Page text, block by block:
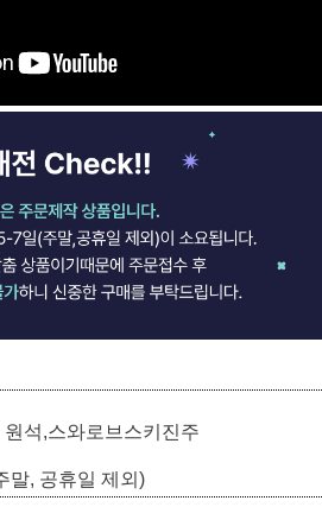
석,스와로브스키진주
말, 공휴일 제외)